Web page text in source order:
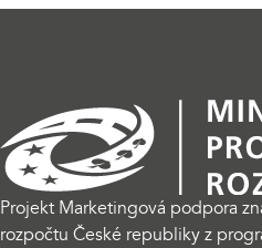
Projekt Marketingová podpora
rozpočtu České republiky z